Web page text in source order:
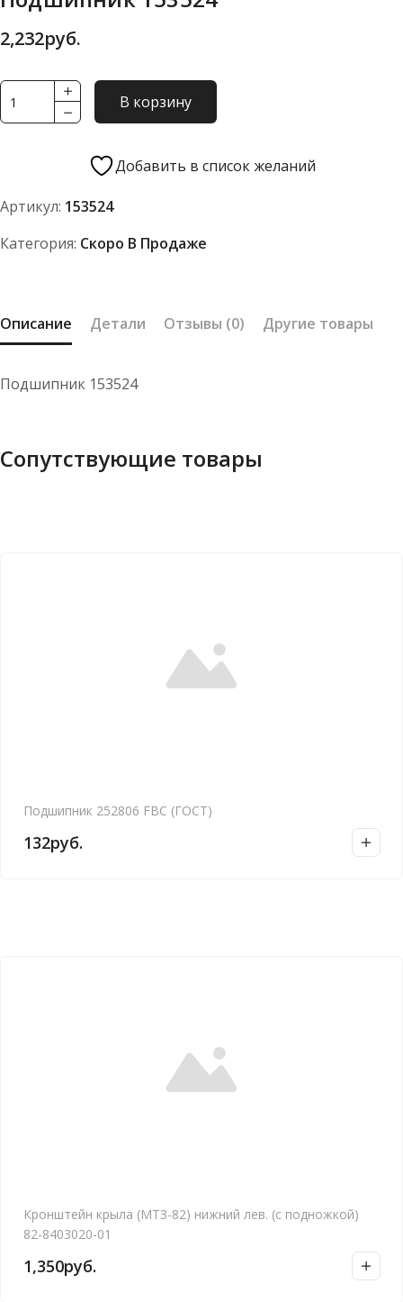
2,232руб.
Количество
товара
В корзину
Добавить в список желаний
Артикул: 153524
Категория: Скоро В Продаже
Описание Детали Отзывы (0) Другие товары
Подшипник 153524
Сопутствующие товары
Подшипник 252806 FBC (ГОСТ)
132руб.
Кронштейн крыла (МТЗ-82) нижний лев. (с подножкой)
82-8403020-01
1,350руб.